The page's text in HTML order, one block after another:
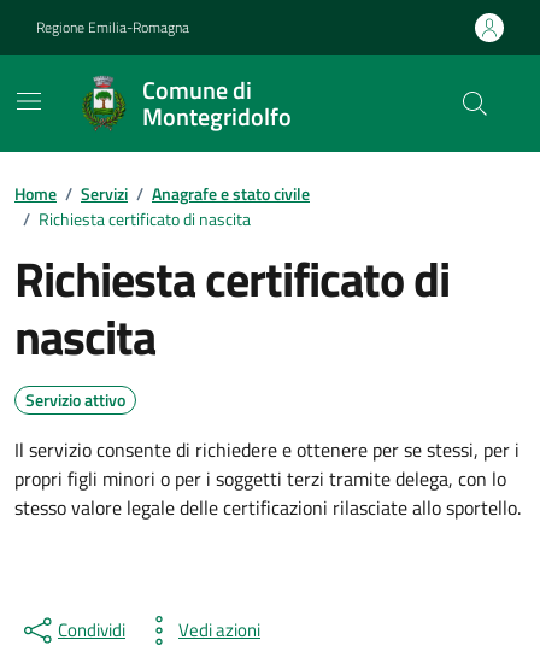
Regione Emilia-Romagna
Comune di
Montegridolfo
Contenuti in evidenza
Home / Servizi / Anagrafe e stato civile
/ Richiesta certificato di nascita
Richiesta certificato di
nascita
Servizio attivo
Il servizio consente di richiedere e ottenere per se stessi, per i
propri figli minori o per i soggetti terzi tramite delega, con lo
stesso valore legale delle certificazioni rilasciate allo sportello.
Condividi Vedi azioni